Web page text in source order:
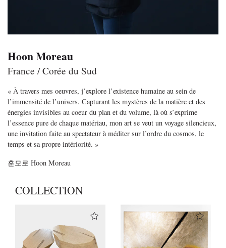
Hoon Moreau
France / Corée du Sud
« À travers mes oeuvres, j’explore l’existence humaine au sein de
l’immensité de l’univers. Capturant les mystères de la matière et des
énergies invisibles au coeur du plan et du volume, là où s’exprime
l’essence pure de chaque matériau, mon art se veut un voyage silencieux,
une invitation faite au spectateur à méditer sur l’ordre du cosmos, le
temps et sa propre intériorité. »
훈모로 Hoon Moreau
COLLECTION